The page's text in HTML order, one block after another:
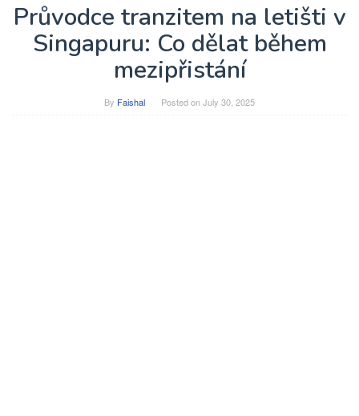
Průvodce tranzitem na letišti v
Singapuru: Co dělat během
mezipřistání
By Faishal Posted onJuly 30, 2025